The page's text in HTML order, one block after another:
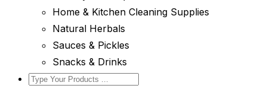
Home & Kitchen Cleaning Supplies
Natural Herbals
Sauces & Pickles
Snacks & Drinks